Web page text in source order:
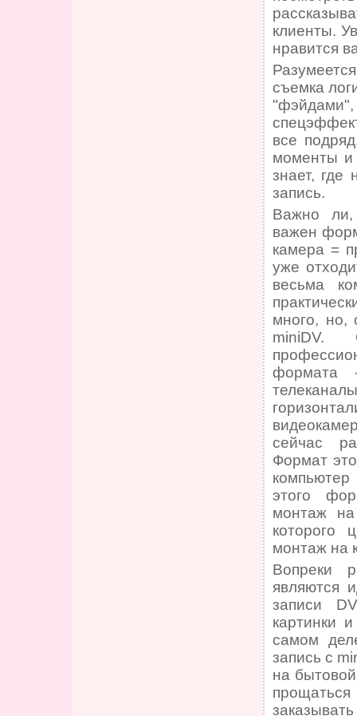
клиенты.
нравится
съемка
все
моменты и
знает, где
запись.
Важно ли,
важен
камера =
уже
весьма
много, но,
формата
сейчас
Формат
этого
монтаж
которого
монтаж на
Вопреки
являются
записи
картинки
самом
запись с
на